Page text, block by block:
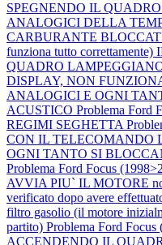
SPEGNENDO IL
ANALOGICI DELLA
CARBURANTE
funziona tutto
QUADRO
DISPLAY, NON
ANALOGICI E OGNI
ACUSTICO Problema Ford
REGIMI SEGHETTA
CON IL TELECOMANDO
OGNI TANTO SI
Problema Ford Focus
AVVIA PIU` IL MOTORE
verificato dopo avere
filtro gasolio (il motore
partito) Problema Ford
ACCENDENDO IL